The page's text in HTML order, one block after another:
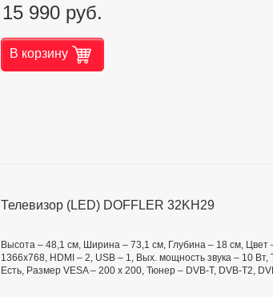
15 990 руб.
В корзину
Телевизор (LED) DOFFLER 32KH29
Высота – 48,1 см, Ширина – 73,1 см, Глубина – 18 см,
1366x768, HDMI – 2, USB – 1, Вых. мощность звука – 10
Есть, Размер VESA – 200 x 200, Тюнер – DVB-T, DVB-T2,